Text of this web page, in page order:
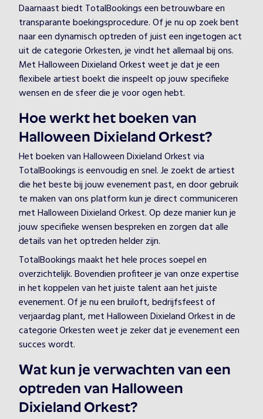
Daarnaast biedt TotalBookings een betrouwbare en
transparante boekingsprocedure. Of je nu op zoek bent
naar een dynamisch optreden of juist een ingetogen act
uit de categorie Orkesten, je vindt het allemaal bij ons.
Met Halloween Dixieland Orkest weet je dat je een
flexibele artiest boekt die inspeelt op jouw specifieke
wensen en de sfeer die je voor ogen hebt.
Hoe werkt het boeken van
Halloween Dixieland Orkest?
Het boeken van Halloween Dixieland Orkest via
TotalBookings is eenvoudig en snel. Je zoekt de artiest
die het beste bij jouw evenement past, en door gebruik
te maken van ons platform kun je direct communiceren
met Halloween Dixieland Orkest. Op deze manier kun je
jouw specifieke wensen bespreken en zorgen dat alle
details van het optreden helder zijn.
TotalBookings maakt het hele proces soepel en
overzichtelijk. Bovendien profiteer je van onze expertise
in het koppelen van het juiste talent aan het juiste
evenement. Of je nu een bruiloft, bedrijfsfeest of
verjaardag plant, met Halloween Dixieland Orkest in de
categorie Orkesten weet je zeker dat je evenement een
succes wordt.
Wat kun je verwachten van een
optreden van Halloween
Dixieland Orkest?